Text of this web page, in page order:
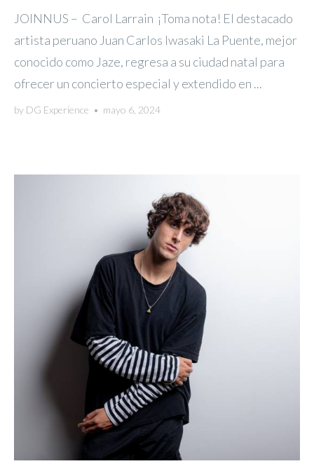
JOINNUS – Carol Larrain ¡Toma nota! El destacado
artista peruano Juan Carlos Iwasaki La Puente, mejor
conocido como Jaze, regresa a su ciudad natal para
ofrecer un concierto especial y extendido en ...
by DG Experience • mayo 6, 2024